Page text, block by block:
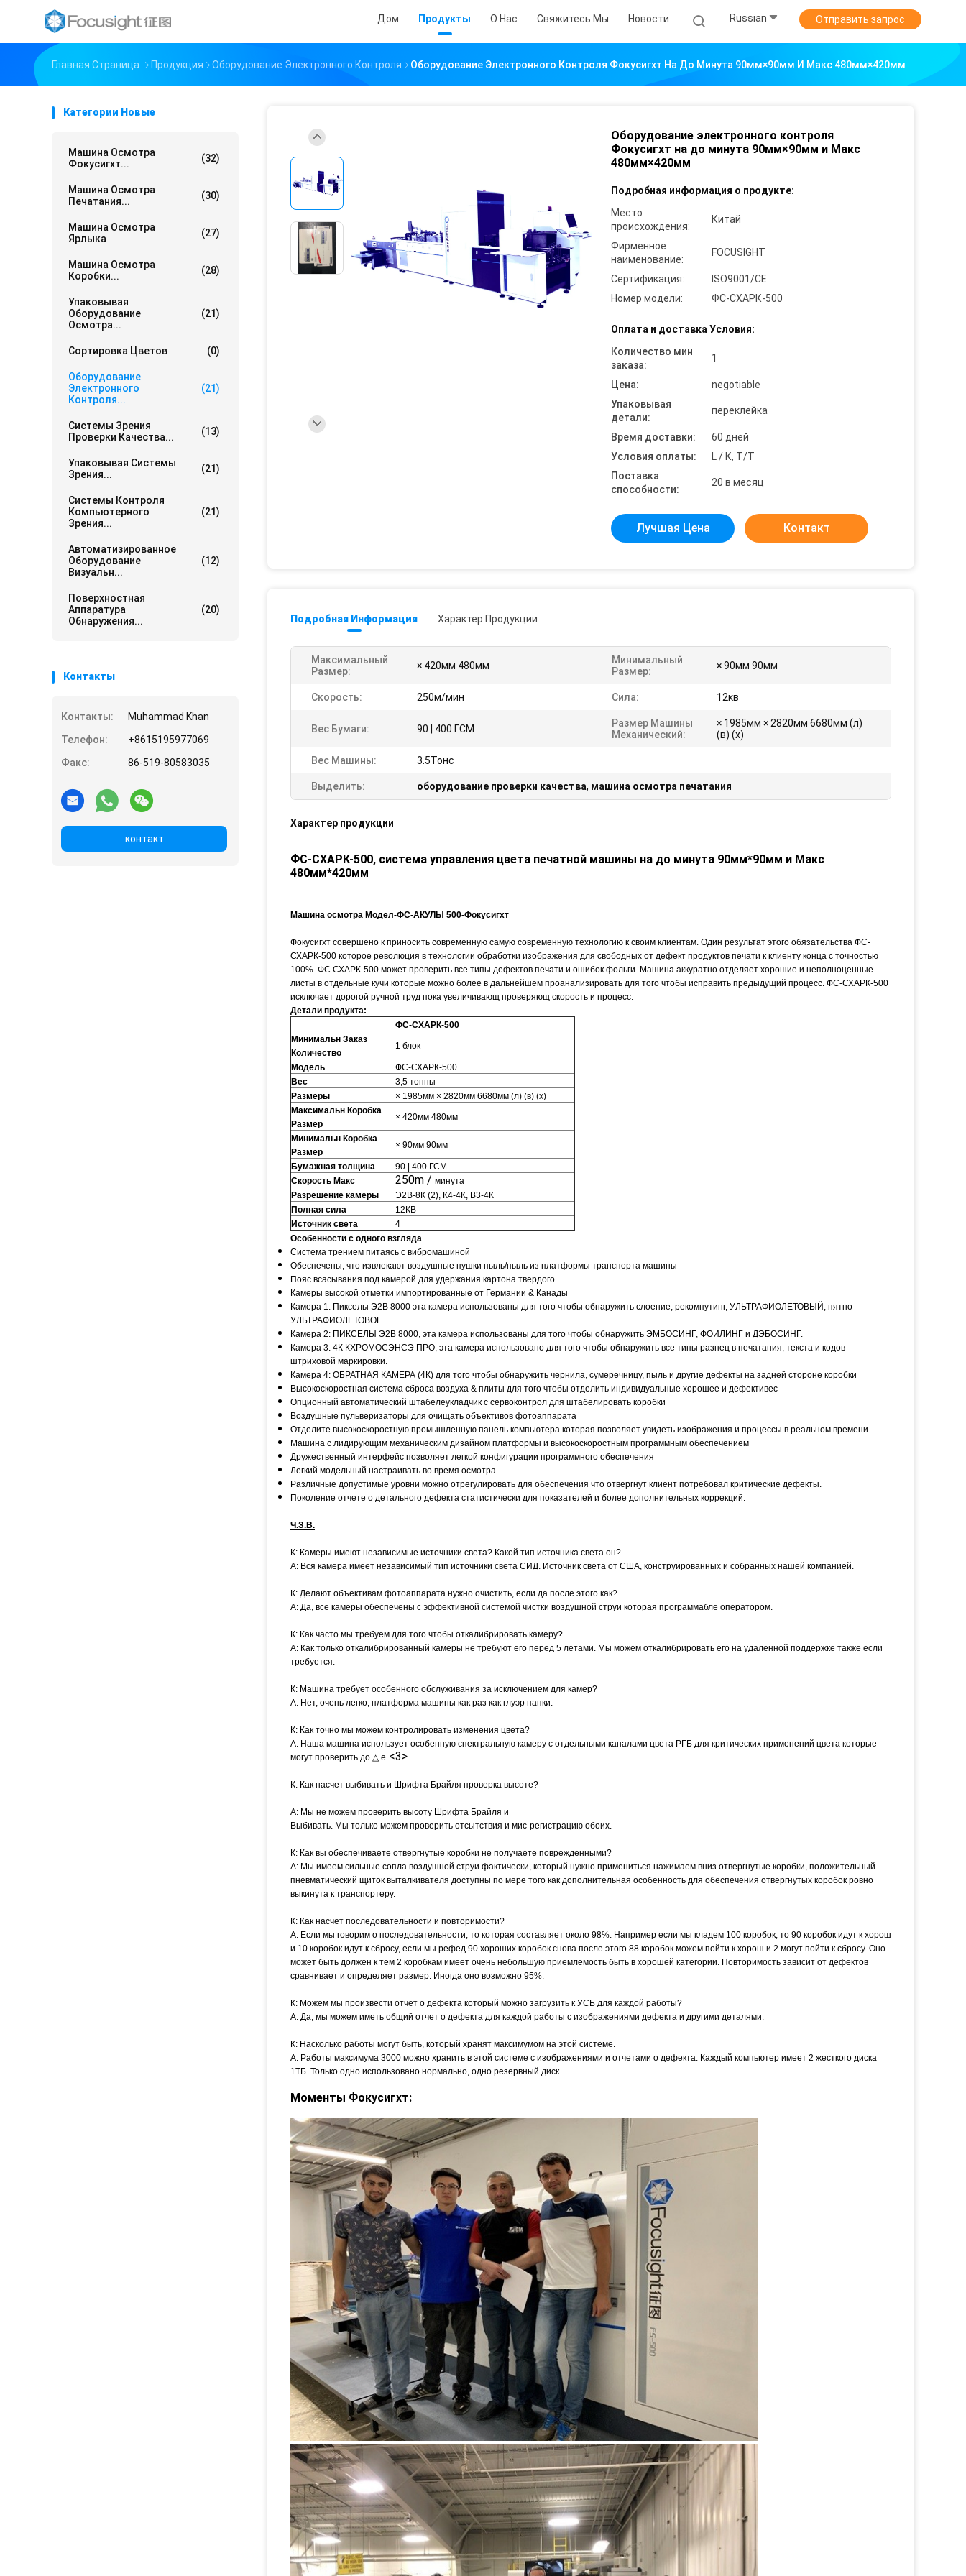
Дом Продукты О Нас Свяжитесь Мы Новости Russian Отправить запрос
Главная Страница Продукция Оборудование Электронного Контроля Оборудование Электронного Контроля Фокусигхт На До Минута 90мм×90мм И Макс 480мм×420мм
Категории Новые
Машина Осмотра
Фокусигхт...
(32)
Машина Осмотра
Печатания...
(30)
Машина Осмотра
Ярлыка
(27)
Машина Осмотра
Коробки...
(28)
Упаковывая
Оборудование
Осмотра...
(21)
Сортировка Цветов (0)
Оборудование
Электронного
Контроля...
(21)
Системы Зрения
Проверки Качества...
(13)
Упаковывая Системы
Зрения...
(21)
Системы Контроля
Компьютерного
Зрения...
(21)
Автоматизированное
Оборудование
Визуальн...
(12)
Поверхностная
Аппаратура
Обнаружения...
(20)
Контакты
Контакты:
Muhammad Khan
Телефон:
+8615195977069
Факс:
86-519-80583035
контакт
Оборудование электронного контроля
Фокусигхт на до минута 90мм×90мм и Макс
480мм×420мм
Подробная информация о продукте:
Место
происхождения:
Китай
Фирменное
наименование:
FOCUSIGHT
Сертификация:
ISO9001/CE
Номер модели:
ФС-СХАРК-500
Оплата и доставка Условия:
Количество мин
заказа:
1
Цена:
negotiable
Упаковывая
детали:
переклейка
Время доставки:
60 дней
Условия оплаты:
L / К, Т/Т
Поставка
способности:
20 в месяц
Лучшая Цена Контакт
Подробная Информация Характер Продукции
Максимальный
Размер:
× 420мм 480мм
Минимальный
Размер:
× 90мм 90мм
Скорость: 250м/мин Сила: 12кв
Вес Бумаги: 90 | 400 ГСМ
Размер Машины
Механический:
× 1985мм × 2820мм 6680мм (л)
(в) (х)
Вес Машины: 3.5Тонс
Выделить: оборудование проверки качества, машина осмотра печатания
Характер продукции
ФС-СХАРК-500, система управления цвета печатной машины на до минута 90мм*90мм и Макс
480мм*420мм
Машина осмотра Модел-ФС-АКУЛЫ 500-Фокусигхт
Фокусигхт совершено к приносить современную самую современную технологию к своим клиентам. Один результат этого обязательства ФС-
СХАРК-500 которое революция в технологии обработки изображения для свободных от дефект продуктов печати к клиенту конца с точностью
100%. ФС СХАРК-500 может проверить все типы дефектов печати и ошибок фольги. Машина аккуратно отделяет хорошие и неполноценные
листы в отдельные кучи которые можно более в дальнейшем проанализировать для того чтобы исправить предыдущий процесс. ФС-СХАРК-500
исключает дорогой ручной труд пока увеличивающ проверяющ скорость и процесс.
Детали продукта:
ФС-СХАРК-500
Минимальн Заказ
Количество
1 блок
Модель
ФС-СХАРК-500
Вес
3,5 тонны
Размеры
× 1985мм × 2820мм 6680мм (л) (в) (х)
Максимальн Коробка
Размер
× 420мм 480мм
Минимальн Коробка
Размер
× 90мм 90мм
Бумажная толщина
90 | 400 ГСМ
Скорость Макс
250m / минута
Разрешение камеры
Э2В-8К (2), К4-4К, В3-4К
Полная сила
12КВ
Источник света
4
Особенности с одного взгляда
Система трением питаясь с вибромашиной
Обеспечены, что извлекают воздушные пушки пыль/пыль из платформы транспорта машины
Пояс всасывания под камерой для удержания картона твердого
Камеры высокой отметки импортированные от Германии & Канады
Камера 1: Пикселы Э2В 8000 эта камера использованы для того чтобы обнаружить слоение, рекомпутинг, УЛЬТРАФИОЛЕТОВЫЙ, пятно
УЛЬТРАФИОЛЕТОВОЕ.
Камера 2: ПИКСЕЛЫ Э2В 8000, эта камера использованы для того чтобы обнаружить ЭМБОСИНГ, ФОИЛИНГ и ДЭБОСИНГ.
Камера 3: 4К КХРОМОСЭНСЭ ПРО, эта камера использовано для того чтобы обнаружить все типы разнец в печатания, текста и кодов
штриховой маркировки.
Камера 4: ОБРАТНАЯ КАМЕРА (4К) для того чтобы обнаружить чернила, сумеречницу, пыль и другие дефекты на задней стороне коробки
Высокоскоростная система сброса воздуха & плиты для того чтобы отделить индивидуальные хорошее и дефективес
Опционный автоматический штабелеукладчик с сервоконтрол для штабелировать коробки
Воздушные пульверизаторы для очищать объективов фотоаппарата
Отделите высокоскоростную промышленную панель компьютера которая позволяет увидеть изображения и процессы в реальном времени
Машина с лидирующим механическим дизайном платформы и высокоскоростным программным обеспечением
Дружественный интерфейс позволяет легкой конфигурации программного обеспечения
Легкий модельный настраивать во время осмотра
Различные допустимые уровни можно отрегулировать для обеспечения что отвергнут клиент потребовал критические дефекты.
Поколение отчете о детального дефекта статистически для показателей и более дополнительных коррекций.
Ч.З.В.
К: Камеры имеют независимые источники света? Какой тип источника света он?
А: Вся камера имеет независимый тип источники света СИД. Источник света от США, конструированных и собранных нашей компанией.
К: Делают объективам фотоаппарата нужно очистить, если да после этого как?
А: Да, все камеры обеспечены с эффективной системой чистки воздушной струи которая программабле оператором.
К: Как часто мы требуем для того чтобы откалибрировать камеру?
А: Как только откалибрированный камеры не требуют его перед 5 летами. Мы можем откалибрировать его на удаленной поддержке также если
требуется.
К: Машина требует особенного обслуживания за исключением для камер?
А: Нет, очень легко, платформа машины как раз как глуэр папки.
К: Как точно мы можем контролировать изменения цвета?
А: Наша машина использует особенную спектральную камеру с отдельными каналами цвета РГБ для критических применений цвета которые
могут проверить до △ е <3>
К: Как насчет выбивать и Шрифта Брайля проверка высоте?
А: Мы не можем проверить высоту Шрифта Брайля и
Выбивать. Мы только можем проверить отсытствия и мис-регистрацию обоих.
К: Как вы обеспечиваете отвергнутые коробки не получаете поврежденными?
А: Мы имеем сильные сопла воздушной струи фактически, который нужно примениться нажимаем вниз отвергнутые коробки, положительный
пневматический щиток выталкивателя доступны по мере того как дополнительная особенность для обеспечения отвергнутых коробок ровно
выкинута к транспортеру.
К: Как насчет последовательности и повторимости?
А: Если мы говорим о последовательности, то которая составляет около 98%. Например если мы кладем 100 коробок, то 90 коробок идут к хорош
и 10 коробок идут к сбросу, если мы рефед 90 хороших коробок снова после этого 88 коробок можем пойти к хорош и 2 могут пойти к сбросу. Оно
может быть должен к тем 2 коробкам имеет очень небольшую приемлемость быть в хорошей категории. Повторимость зависит от дефектов
сравнивает и определяет размер. Иногда оно возможно 95%.
К: Можем мы произвести отчет о дефекта который можно загрузить к УСБ для каждой работы?
А: Да, мы можем иметь общий отчет о дефекта для каждой работы с изображениями дефекта и другими деталями.
К: Насколько работы могут быть, который хранят максимумом на этой системе.
А: Работы максимума 3000 можно хранить в этой системе с изображениями и отчетами о дефекта. Каждый компьютер имеет 2 жесткого диска
1ТБ. Только одно использовано нормально, одно резервный диск.
Моменты Фокусигхт: